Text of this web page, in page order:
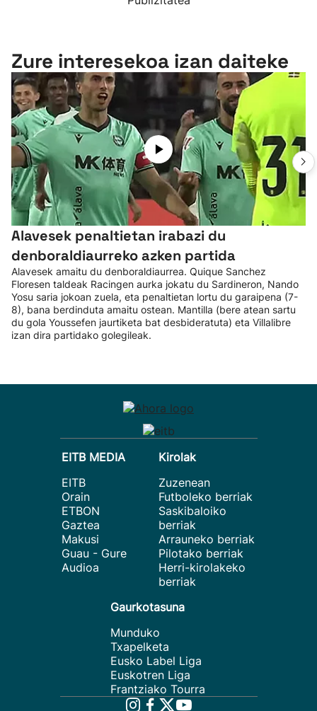
Zure interesekoa izan daiteke
Alavesek penaltietan irabazi du
denboraldiaurreko azken partida
Alavesek amaitu du denboraldiaurrea. Quique Sanchez
Floresen taldeak Racingen aurka jokatu du Sardineron, Nando
Yosu saria jokoan zuela, eta penaltietan lortu du garaipena (7-
8), bana berdinduta amaitu ostean. Mantilla (bere atean sartu
du gola Youssefen jaurtiketa bat desbideratuta) eta Villalibre
izan dira partidako golegileak.
EITB MEDIA
EITB
Orain
ETBON
Gaztea
Makusi
Guau - Gure
Audioa
Kirolak
Zuzenean
Futboleko berriak
Saskibaloiko
berriak
Arrauneko berriak
Pilotako berriak
Herri-kirolakeko
berriak
Gaurkotasuna
Munduko
Txapelketa
Eusko Label Liga
Euskotren Liga
Frantziako Tourra